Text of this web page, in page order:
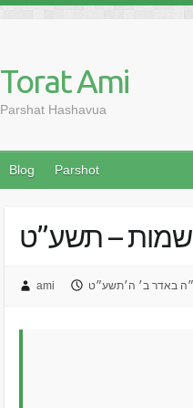
Torat Ami
Parshat Hashavua
Blog Parshot
שמות – תשע”ט
ami